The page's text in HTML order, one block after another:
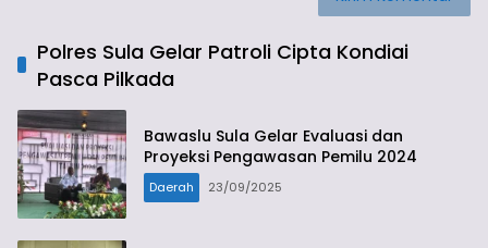
Polres Sula Gelar Patroli Cipta Kondiai
Pasca Pilkada
Bawaslu Sula Gelar Evaluasi dan
Proyeksi Pengawasan Pemilu 2024
Daerah 23/09/2025